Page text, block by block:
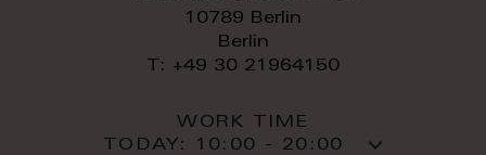
10789 Berlin
Berlin
T: +49 30 21964150
WORK TIME
TODAY:
10:00 - 20:00